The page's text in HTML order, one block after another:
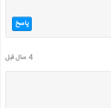
پاسخ
4 سال قبل